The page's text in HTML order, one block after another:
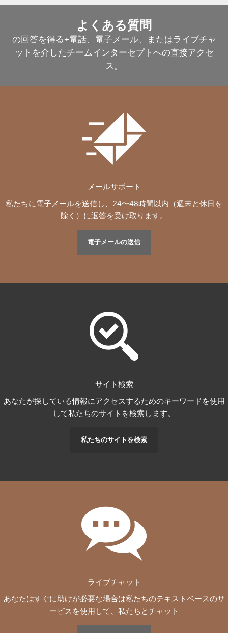
よくある質問
の回答を得る+電話、電子メール、またはライブチャ
ットを介したチームインターセプトへの直接アクセ
ス。
メールサポート
私たちに電子メールを送信し、24〜48時間以内（週末と休日を
除く）に返答を受け取ります。
電子メールの送信
サイト検索
あなたが探している情報にアクセスするためのキーワードを使用
して私たちのサイトを検索します。
私たちのサイトを検索
ライブチャット
あなたはすぐに助けが必要な場合は私たちのテキストベースのサ
ービスを使用して、私たちとチャット